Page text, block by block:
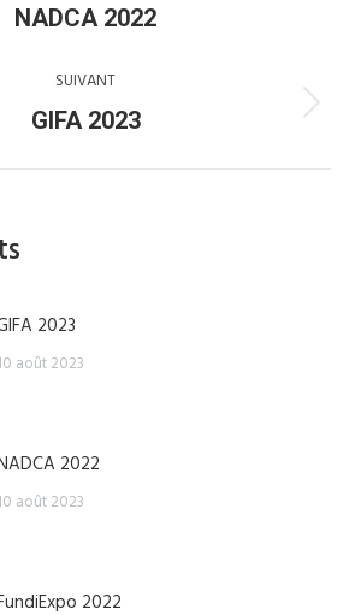
Article
:
NADCA 2022
SUIVANT
Article
GIFA 2023
2023
août 2023
2022
août 2023
2022